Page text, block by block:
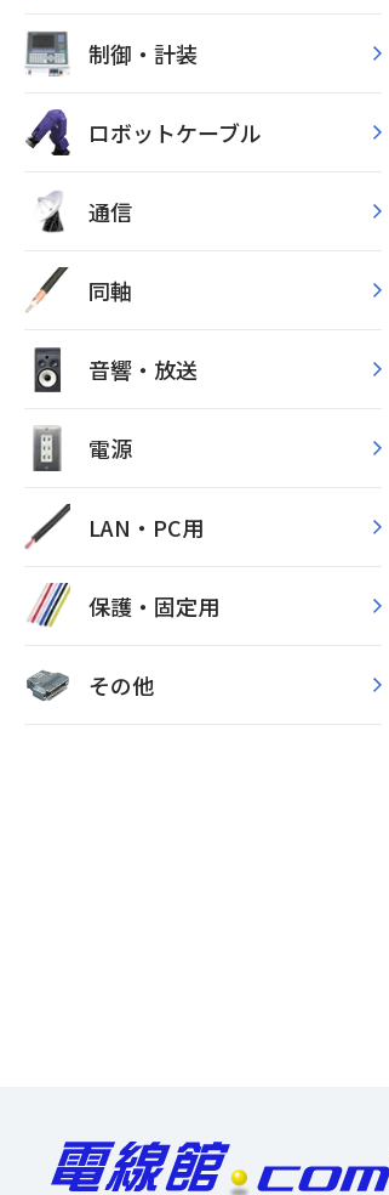
制御・計装
ロボットケーブル
通信
同軸
音響・放送
電源
LAN・PC用
保護・固定用
その他